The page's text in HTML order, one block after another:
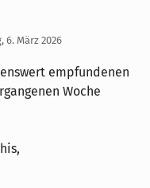
6. März 2026
empfundenen
Woche